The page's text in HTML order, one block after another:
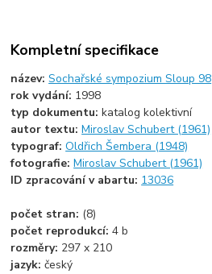
Kompletní specifikace
název:Sochařské sympozium Sloup 98
rok vydání: 1998
typ dokumentu:katalog kolektivní
autor textu:Miroslav Schubert (1961)
typograf:Oldřich Šembera (1948)
fotografie:Miroslav Schubert (1961)
ID zpracování v abartu: 13036
počet stran: (8)
počet reprodukcí:4 b
rozměry: 297 x 210
jazyk:český